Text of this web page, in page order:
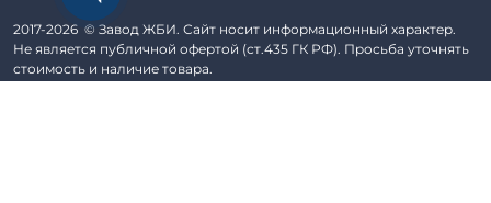
Звенья железобетонные
Кабины санитарно-технические
Капители колонн
2017-2026 © Завод ЖБИ. Сайт носит информационный характер.
Не является публичной офертой (ст.435 ГК РФ). Просьба уточнять
стоимость и наличие товара.